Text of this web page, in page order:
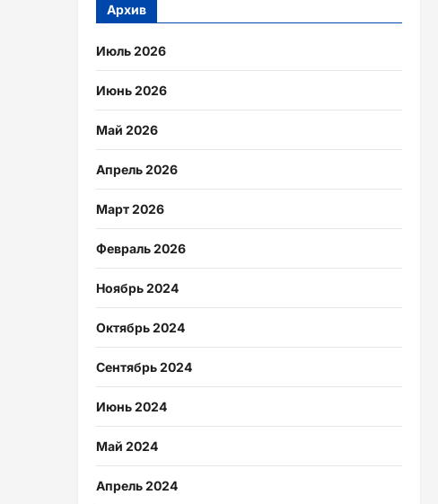
Архив
Июль 2026
Июнь 2026
Май 2026
Апрель 2026
Март 2026
Февраль 2026
Ноябрь 2024
Октябрь 2024
Сентябрь 2024
Июнь 2024
Май 2024
Апрель 2024